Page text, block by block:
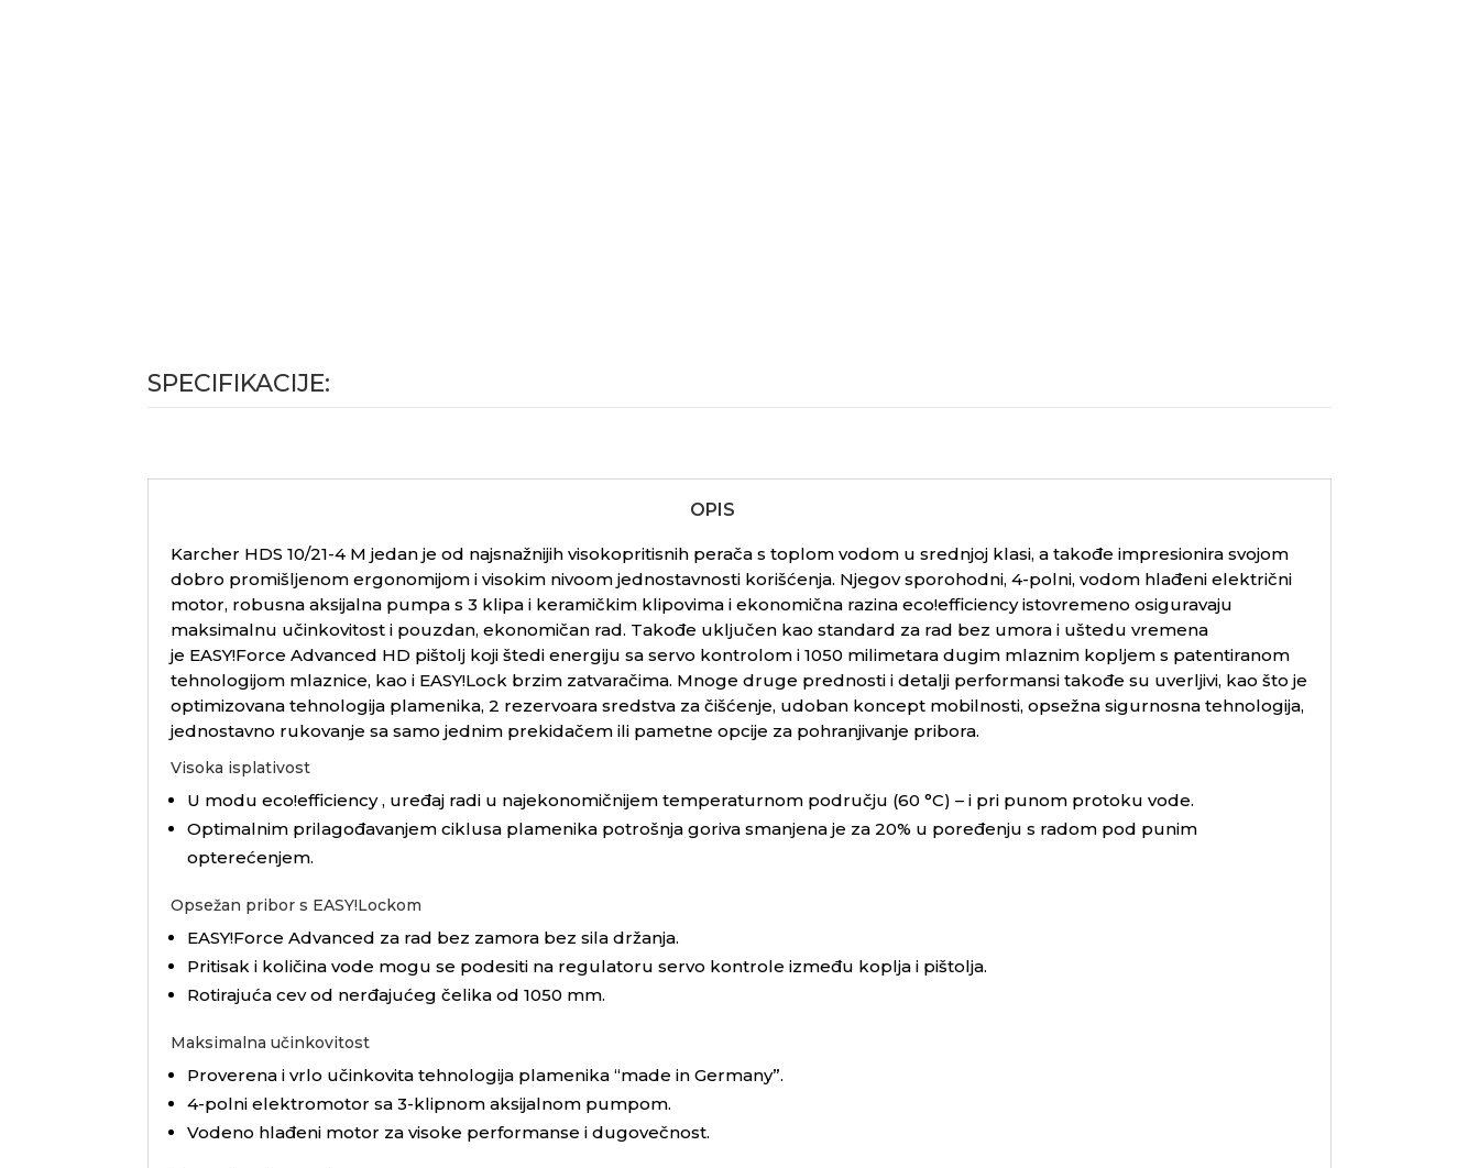
SPECIFIKACIJE:
OPIS
Karcher HDS 10/21-4 M jedan je od najsnažnijih visokopritisnih perača s toplom vodom u srednjoj klasi, a takođe impresionira svojom
dobro promišljenom ergonomijom i visokim nivoom jednostavnosti korišćenja. Njegov sporohodni, 4-polni, vodom hlađeni električni
motor, robusna aksijalna pumpa s 3 klipa i keramičkim klipovima i ekonomična razinaeco!efficiencyistovremeno osiguravaju
maksimalnu učinkovitost i pouzdan, ekonomičan rad. Takođe uključen kao standard za rad bez umora i uštedu vremena
je EASY!Force Advanced HD pištolj koji štedi energiju sa servo kontrolom i 1050 milimetara dugim mlaznim kopljem s patentiranom
tehnologijom mlaznice, kao i EASY!Lock brzim zatvaračima. Mnoge druge prednosti i detalji performansi takođe su uverljivi, kao što je
optimizovana tehnologija plamenika, 2 rezervoara sredstva za čišćenje, udoban koncept mobilnosti, opsežna sigurnosna tehnologija,
jednostavno rukovanje sa samo jednim prekidačem ili pametne opcije za pohranjivanje pribora.
Visoka isplativost
U modueco!efficiency, uređaj radi u najekonomičnijem temperaturnom području (60 °C) – i pri punom protoku vode.
Optimalnim prilagođavanjem ciklusa plamenika potrošnja goriva smanjena je za 20% u poređenju s radom pod punim
opterećenjem.
Opsežan pribor s EASY!Lockom
EASY!Force Advanced za rad bez zamora bez sila držanja.
Pritisak i količina vode mogu se podesiti na regulatoru servo kontrole između koplja i pištolja.
Rotirajuća cev od nerđajućeg čelika od 1050 mm.
Maksimalna učinkovitost
Proverena i vrlo učinkovita tehnologija plamenika “made in Germany”.
4-polni elektromotor sa 3-klipnom aksijalnom pumpom.
Vodeno hlađeni motor za visoke performanse i dugovečnost.